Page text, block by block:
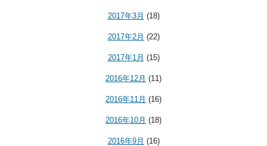
2017年3月 (18)
2017年2月 (22)
2017年1月 (15)
2016年12月 (11)
2016年11月 (16)
2016年10月 (18)
2016年9月 (16)